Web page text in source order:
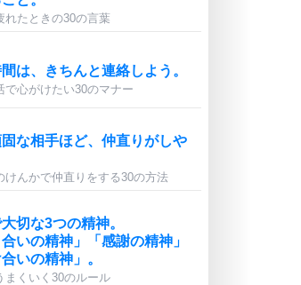
れたときの30の言葉
は、きちんと連絡しよう。
で心がけたい30のマナー
な相手ほど、仲直りがしや
けんかで仲直りをする30の方法
切な3つの精神。
合いの精神」「感謝の精神」
合いの精神」。
まくいく30のルール